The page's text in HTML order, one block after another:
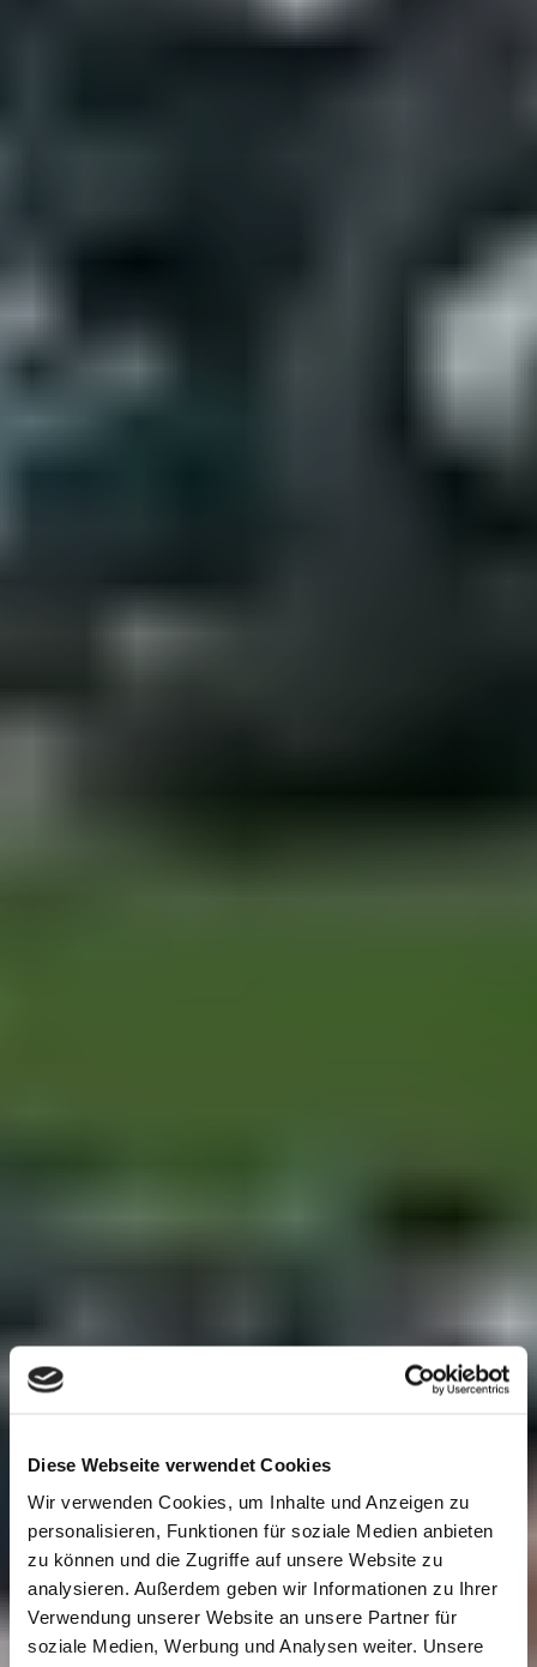
Diese Webseite verwendet Cookies
Wir verwenden Cookies, um Inhalte und Anzeigen zu
personalisieren, Funktionen für soziale Medien anbieten
zu können und die Zugriffe auf unsere Website zu
analysieren. Außerdem geben wir Informationen zu Ihrer
Verwendung unserer Website an unsere Partner für
soziale Medien, Werbung und Analysen weiter. Unsere